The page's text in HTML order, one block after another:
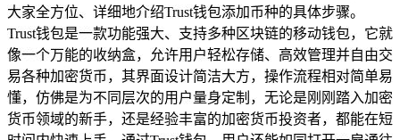
大家全方位、详细地介绍Trust钱包添加币种的具体步骤。
Trust钱包是一款功能强大、支持多种区块链的移动钱包，它就
像一个万能的收纳盒，允许用户轻松存储、高效管理并自由交
易各种加密货币，其界面设计简洁大方，操作流程相对简单易
懂，仿佛是为不同层次的用户量身定制，无论是刚刚踏入加密
货币领域的新手，还是经验丰富的加密货币投资者，都能在短